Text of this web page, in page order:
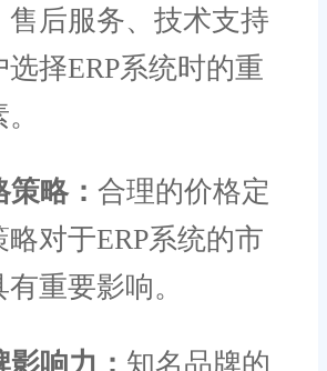
售后服务、技术支持
择ERP系统时的重
略： 合理的价格定
对于ERP系统的市
重要影响。
影响力： 知名品牌的